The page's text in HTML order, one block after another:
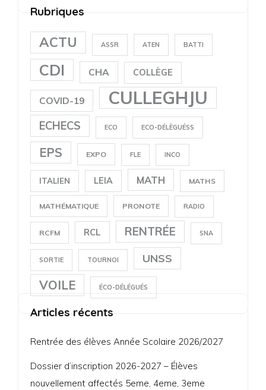
Rubriques
ACTU ASSR ATEN BATTI
CDI CHA COLLÈGE
COVID-19 CULLEGHJU
ECHECS ECO ECO-DÉLÈGUÉSS
EPS EXPO FLE INCO
ITALIEN LEIA MATH MATHS
MATHÉMATIQUE PRONOTE RADIO
RCFM RCL RENTRÉE SNA
SORTIE TOURNOI UNSS
VOILE ÉCO-DÉLÉGUÉS
Articles récents
Rentrée des élèves Année Scolaire 2026/2027
Dossier d’inscription 2026-2027 – Élèves
nouvellement affectés 5eme, 4eme, 3eme